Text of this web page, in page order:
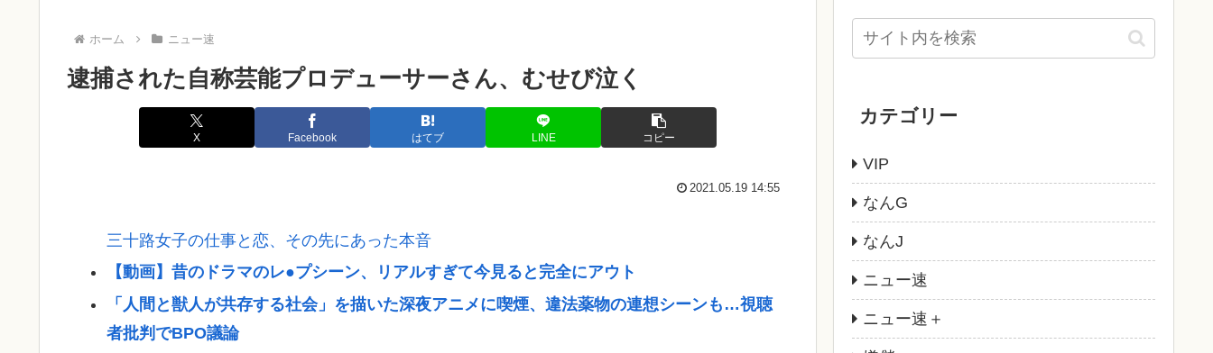
ホーム ニュー速
逮捕された自称芸能プロデューサーさん、むせび泣く
X Facebook はてブ LINE コピー
2021.05.19 14:55
三十路女子の仕事と恋、その先にあった本音
【動画】昔のドラマのレ●プシーン、リアルすぎて今見ると完全にアウト
「人間と獣人が共存する社会」を描いた深夜アニメに喫煙、違法薬物の連想シーンも…視聴
者批判でBPO議論
カテゴリー
VIP
なんG
なんJ
ニュー速
ニュー速＋